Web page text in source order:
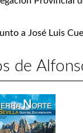
a José Luis
de